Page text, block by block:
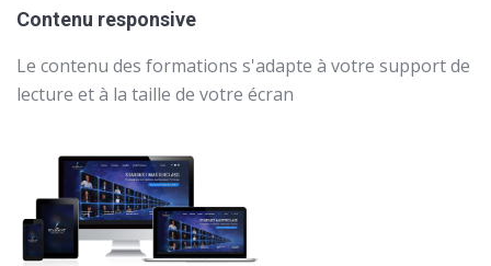
Contenu responsive
Le contenu des formations s'adapte à votre support de
lecture et à la taille de votre écran